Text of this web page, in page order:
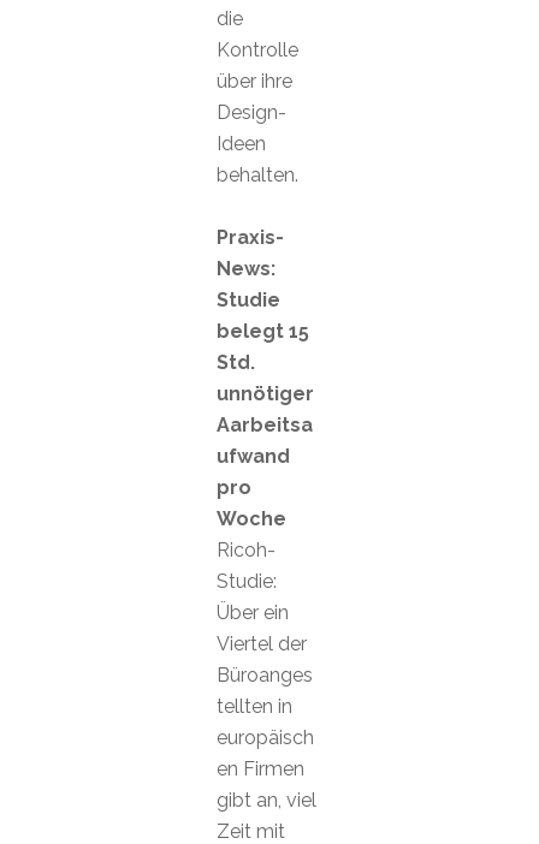
die
Kontrolle
über ihre
Design-
Ideen
behalten.
Praxis-
News:
Studie
belegt 15
Std.
unnötiger
Aarbeitsa
ufwand
pro
Woche
Ricoh-
Studie:
Über ein
Viertel der
Büroanges
tellten in
europäisch
en Firmen
gibt an, viel
Zeit mit